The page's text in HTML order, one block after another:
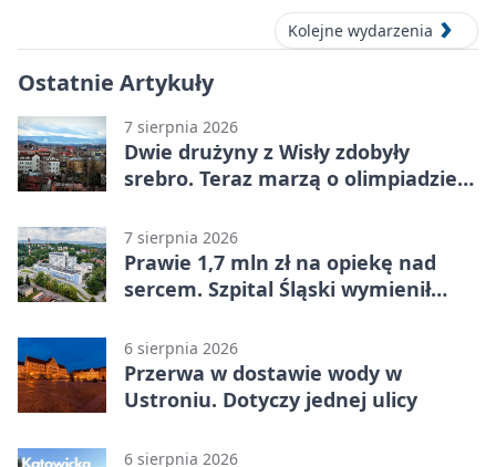
Kolejne wydarzenia
Ostatnie Artykuły
7 sierpnia 2026
Dwie drużyny z Wisły zdobyły
srebro. Teraz marzą o olimpiadzie
7 sierpnia 2026
Prawie 1,7 mln zł na opiekę nad
sercem. Szpital Śląski wymienił
6 sierpnia 2026
Przerwa w dostawie wody w
Ustroniu. Dotyczy jednej ulicy
6 sierpnia 2026